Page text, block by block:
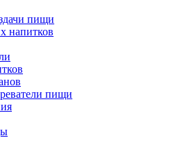
пищи
напитков
пищи